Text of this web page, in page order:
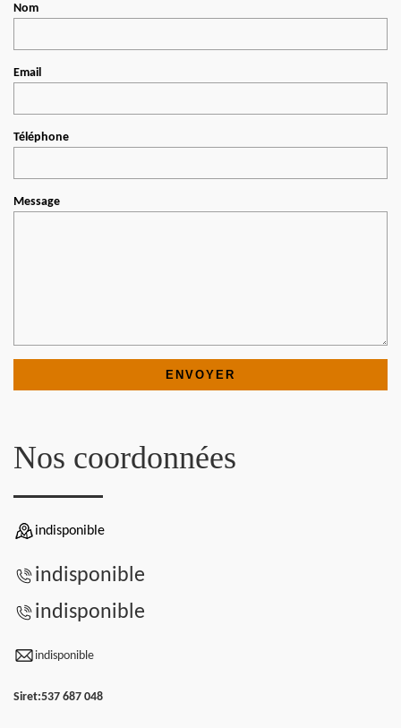
Nom
Email
Téléphone
Message
Nos coordonnées
indisponible
indisponible
indisponible
indisponible
Siret:537 687 048